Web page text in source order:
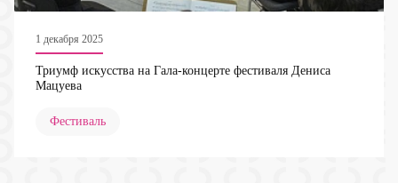
1 декабря 2025
Триумф искусства на Гала-концерте фестиваля Дениса
Мацуева
Фестиваль